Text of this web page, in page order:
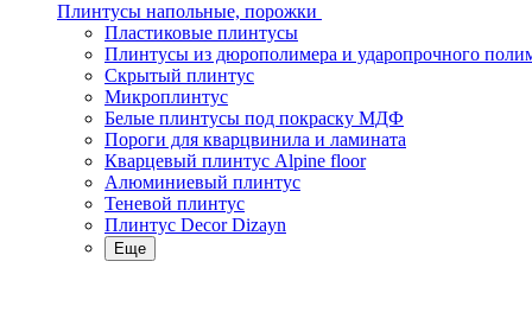
Плинтусы напольные, порожки
Пластиковые плинтусы
Плинтусы из дюрополимера и ударопрочного
Скрытый плинтус
Микроплинтус
Белые плинтусы под покраску МДФ
Пороги для кварцвинила и ламината
Кварцевый плинтус Alpine floor
Алюминиевый плинтус
Теневой плинтус
Плинтус Decor Dizayn
Еще